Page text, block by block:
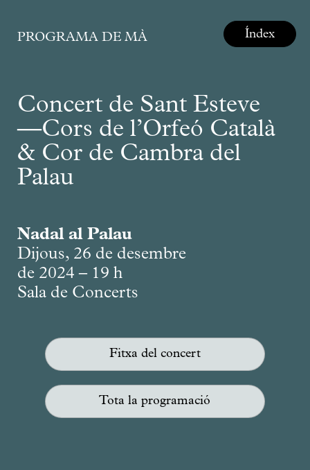
PROGRAMA DE MÀ
Concert de Sant Esteve
—Cors de l’Orfeó Català
& Cor de Cambra del
Palau
Nadal al Palau
Dijous, 26 de desembre
de 2024 – 19 h
Sala de Concerts
Fitxa del concert
Tota la programació
Índex